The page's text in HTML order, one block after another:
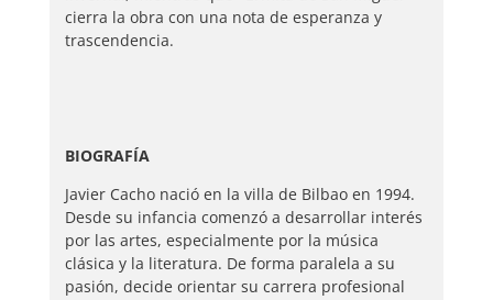
cierra la obra con una nota de esperanza y
trascendencia.
BIOGRAFÍA
Javier Cacho nació en la villa de Bilbao en 1994.
Desde su infancia comenzó a desarrollar interés
por las artes, especialmente por la música
clásica y la literatura. De forma paralela a su
pasión, decide orientar su carrera profesional